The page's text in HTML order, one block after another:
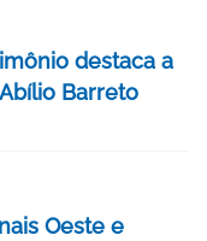
destaca a
Barreto
Oeste e